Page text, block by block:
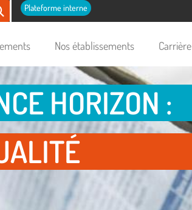
Plateforme interne
Nos établissements Carrière
HORIZON :